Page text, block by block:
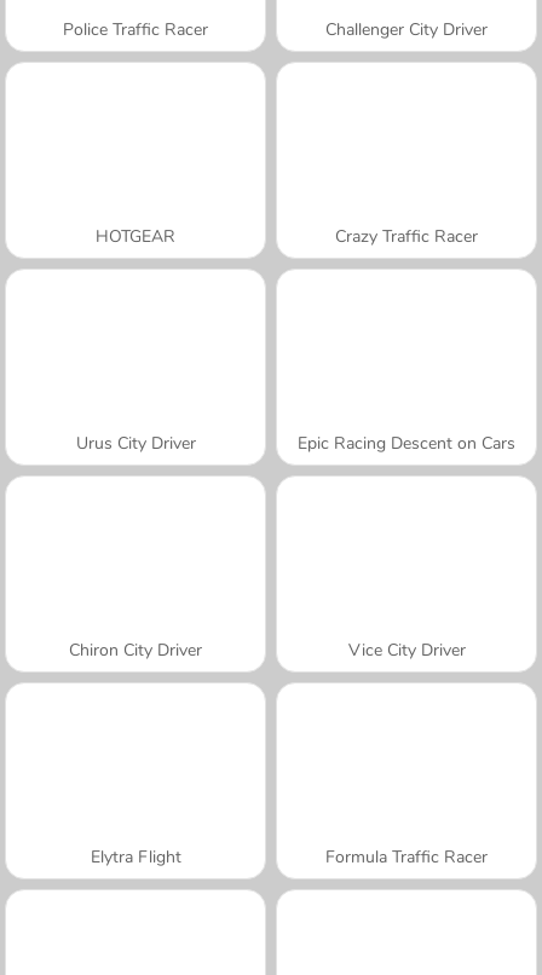
Police Traffic Racer Challenger City Driver
HOTGEAR Crazy Traffic Racer
Urus City Driver Epic Racing Descent on Cars
Chiron City Driver Vice City Driver
Elytra Flight Formula Traffic Racer